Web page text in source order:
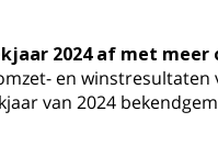
2024 af met
en
van 2024